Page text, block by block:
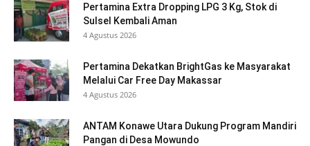
Pertamina Extra Dropping LPG 3 Kg, Stok di
Sulsel Kembali Aman
4 Agustus 2026
Pertamina Dekatkan BrightGas ke Masyarakat
Melalui Car Free Day Makassar
4 Agustus 2026
ANTAM Konawe Utara Dukung Program Mandiri
Pangan di Desa Mowundo